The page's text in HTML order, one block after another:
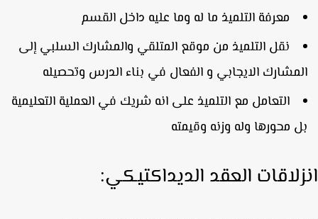
معرفة التلميذ ما له وما عليه داخل القسم
نقل التلميذ من موقع المتلقي والمشارك السلبي إلى
الايجابي و الفعال في بناء الدرس وتحصيله
التعامل مع التلميذ على انه شريك في العملية التعليمية
محورها وله وزنه وقيمته
العقد الديداكتيكي: